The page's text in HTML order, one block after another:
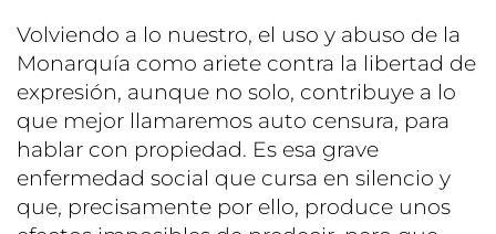
Volviendo a lo nuestro, el uso y abuso de la
Monarquía como ariete contra la libertad de
expresión, aunque no solo, contribuye a lo
que mejor llamaremos auto censura, para
hablar con propiedad. Es esa grave
enfermedad social que cursa en silencio y
que, precisamente por ello, produce unos